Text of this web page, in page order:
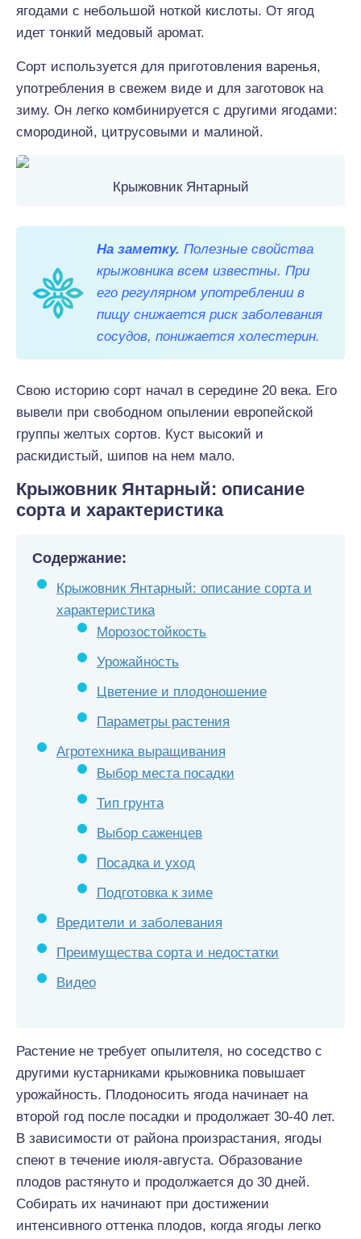
ягодами с небольшой ноткой кислоты. От ягод
идет тонкий медовый аромат.
Сорт используется для приготовления варенья,
употребления в свежем виде и для заготовок на
зиму. Он легко комбинируется с другими ягодами:
смородиной, цитрусовыми и малиной.
Крыжовник Янтарный
На заметку. Полезные свойства
крыжовника всем известны. При
его регулярном употреблении в
пищу снижается риск заболевания
сосудов, понижается холестерин.
Свою историю сорт начал в середине 20 века. Его
вывели при свободном опылении европейской
группы желтых сортов. Куст высокий и
раскидистый, шипов на нем мало.
Крыжовник Янтарный: описание
сорта и характеристика
Содержание:
Крыжовник Янтарный: описание сорта и
характеристика
Морозостойкость
Урожайность
Цветение и плодоношение
Параметры растения
Агротехника выращивания
Выбор места посадки
Тип грунта
Выбор саженцев
Посадка и уход
Подготовка к зиме
Вредители и заболевания
Преимущества сорта и недостатки
Видео
Растение не требует опылителя, но соседство с
другими кустарниками крыжовника повышает
урожайность. Плодоносить ягода начинает на
второй год после посадки и продолжает 30-40 лет.
В зависимости от района произрастания, ягоды
спеют в течение июля-августа. Образование
плодов растянуто и продолжается до 30 дней.
Собирать их начинают при достижении
интенсивного оттенка плодов, когда ягоды легко